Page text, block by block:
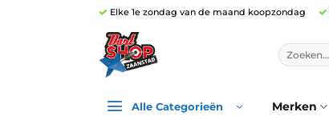
Elke 1e zondag van de maand koopzondag
Zoeken
naar:
Alle Categorieën Merken